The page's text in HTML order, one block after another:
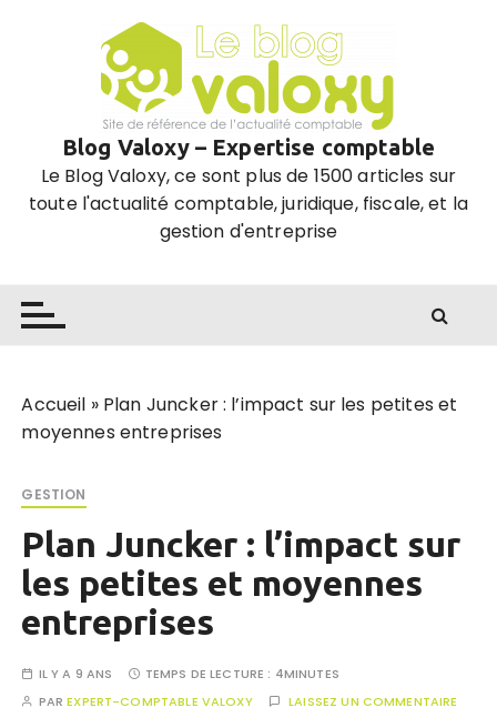
Blog Valoxy – Expertise comptable
Le Blog Valoxy, ce sont plus de 1500 articles sur
toute l'actualité comptable, juridique, fiscale, et la
gestion d'entreprise
Accueil » Plan Juncker : l’impact sur les petites et
moyennes entreprises
GESTION
Plan Juncker : l’impact sur
les petites et moyennes
entreprises
IL Y A 9 ANS TEMPS DE LECTURE : 4MINUTES
PAREXPERT-COMPTABLE VALOXY LAISSEZ UN COMMENTAIRE